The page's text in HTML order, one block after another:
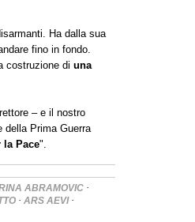
Ha dalla sua
fino in fondo.
costruzione di una
– e il nostro
della Prima Guerra
la Pace".
ABRAMOVIC ·
· ARS AEVI·